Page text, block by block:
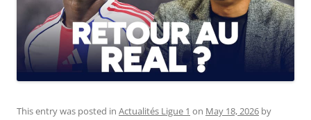
This entry was posted in Actualités Ligue 1 on May 18, 2026 by